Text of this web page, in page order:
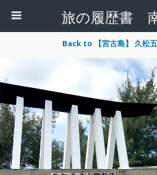
旅の履歴書
Back to 【宮古島】 久松